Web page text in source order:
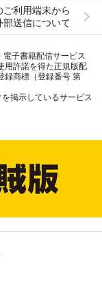
ご利用端末から
部送信について
子書籍配信サービス
用許諾を得た正規版配
録商標（登録番号 第
掲示しているサービス